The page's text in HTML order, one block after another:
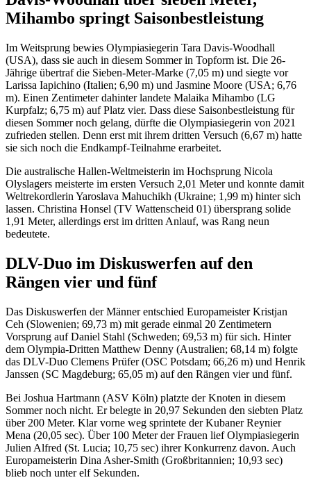
Mihambo springt Saisonbestleistung
Im Weitsprung bewies Olympiasiegerin Tara Davis-Woodhall
(USA), dass sie auch in diesem Sommer in Topform ist. Die 26-
Jährige übertraf die Sieben-Meter-Marke (7,05 m) und siegte vor
Larissa Iapichino (Italien; 6,90 m) und Jasmine Moore (USA; 6,76
m). Einen Zentimeter dahinter landete Malaika Mihambo (LG
Kurpfalz; 6,75 m) auf Platz vier. Dass diese Saisonbestleistung für
diesen Sommer noch gelang, dürfte die Olympiasiegerin von 2021
zufrieden stellen. Denn erst mit ihrem dritten Versuch (6,67 m) hatte
sie sich noch die Endkampf-Teilnahme erarbeitet.
Die australische Hallen-Weltmeisterin im Hochsprung Nicola
Olyslagers meisterte im ersten Versuch 2,01 Meter und konnte damit
Weltrekordlerin Yaroslava Mahuchikh (Ukraine; 1,99 m) hinter sich
lassen. Christina Honsel (TV Wattenscheid 01) übersprang solide
1,91 Meter, allerdings erst im dritten Anlauf, was Rang neun
bedeutete.
DLV-Duo im Diskuswerfen auf den
Rängen vier und fünf
Das Diskuswerfen der Männer entschied Europameister Kristjan
Ceh (Slowenien; 69,73 m) mit gerade einmal 20 Zentimetern
Vorsprung auf Daniel Stahl (Schweden; 69,53 m) für sich. Hinter
dem Olympia-Dritten Matthew Denny (Australien; 68,14 m) folgte
das DLV-Duo Clemens Prüfer (OSC Potsdam; 66,26 m) und Henrik
Janssen (SC Magdeburg; 65,05 m) auf den Rängen vier und fünf.
Bei Joshua Hartmann (ASV Köln) platzte der Knoten in diesem
Sommer noch nicht. Er belegte in 20,97 Sekunden den siebten Platz
über 200 Meter. Klar vorne weg sprintete der Kubaner Reynier
Mena (20,05 sec). Über 100 Meter der Frauen lief Olympiasiegerin
Julien Alfred (St. Lucia; 10,75 sec) ihrer Konkurrenz davon. Auch
Europameisterin Dina Asher-Smith (Großbritannien; 10,93 sec)
blieb noch unter elf Sekunden.